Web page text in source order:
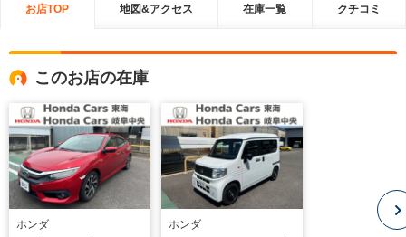
お店TOP 地図&アクセス 在庫一覧 クチコミ
このお店の在庫
ホンダ ホンダ